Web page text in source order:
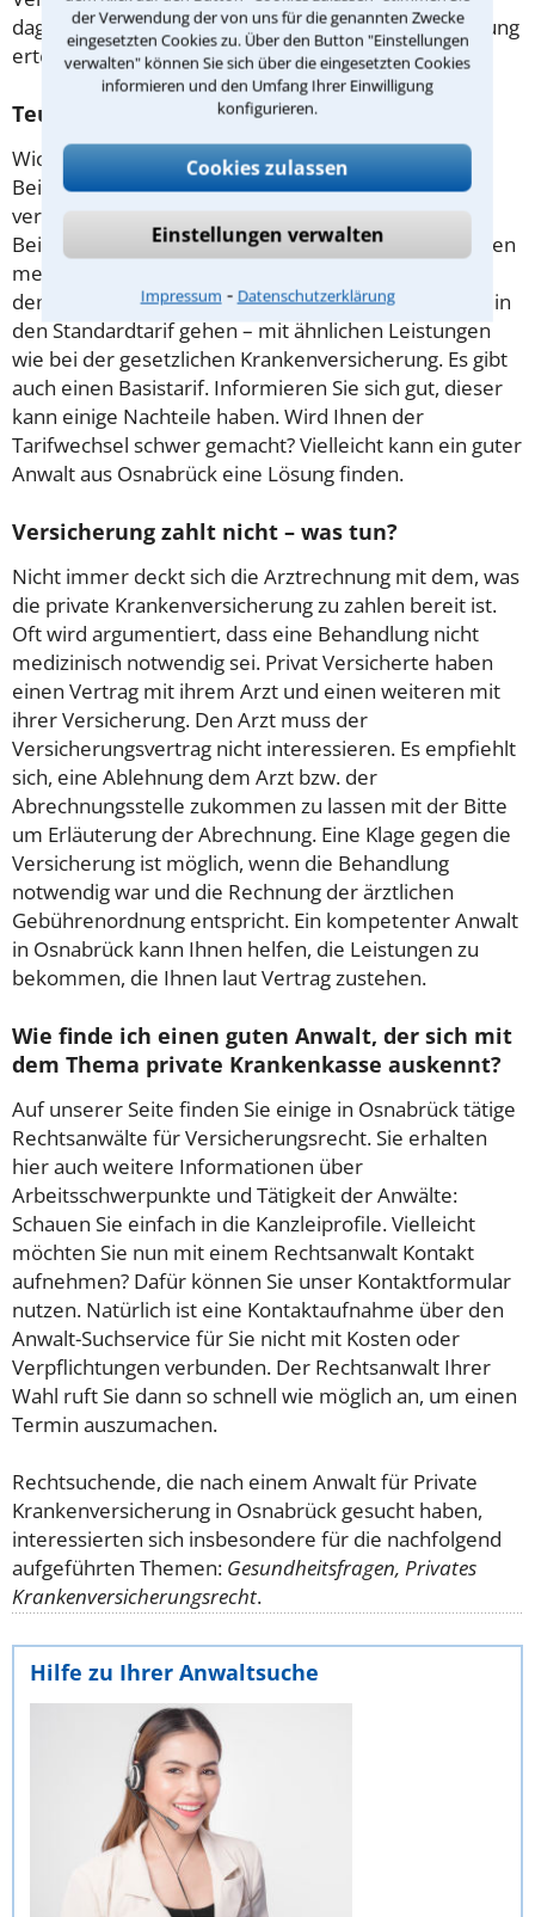
der Verwendung der von uns für die genannten Zwecke
eingesetzten Cookies zu. Über den Button "Einstellungen
verwalten" können Sie sich über die eingesetzten Cookies
informieren und den Umfang Ihrer Einwilligung
konfigurieren.
Cookies zulassen
Einstellungen verwalten
Impressum ⁃ Datenschutzerklärung
dagegen innerhalb von drei Jahren vorgehen. Beratung
erteilt ein erfahrener Rechtsanwalt in Osnabrück.
Teure Tarife – Rechte des Versicherten
Wichtig ist es, Rücklagen zu bilden. Die Höhe der
Beiträge kann sich bis zum Rentenbeginn fast
verdreifachen. Wählt man einen
Beitragsentlastungstarif, muss man in jüngeren Jahren
mehr zahlen und dafür später nicht so viel. Wer vor
dem 1.1.2009 seinen Vertrag geschlossen hat, kann in
den Standardtarif gehen – mit ähnlichen Leistungen
wie bei der gesetzlichen Krankenversicherung. Es gibt
auch einen Basistarif. Informieren Sie sich gut, dieser
kann einige Nachteile haben. Wird Ihnen der
Tarifwechsel schwer gemacht? Vielleicht kann ein guter
Anwalt aus Osnabrück eine Lösung finden.
Versicherung zahlt nicht – was tun?
Nicht immer deckt sich die Arztrechnung mit dem, was
die private Krankenversicherung zu zahlen bereit ist.
Oft wird argumentiert, dass eine Behandlung nicht
medizinisch notwendig sei. Privat Versicherte haben
einen Vertrag mit ihrem Arzt und einen weiteren mit
ihrer Versicherung. Den Arzt muss der
Versicherungsvertrag nicht interessieren. Es empfiehlt
sich, eine Ablehnung dem Arzt bzw. der
Abrechnungsstelle zukommen zu lassen mit der Bitte
um Erläuterung der Abrechnung. Eine Klage gegen die
Versicherung ist möglich, wenn die Behandlung
notwendig war und die Rechnung der ärztlichen
Gebührenordnung entspricht. Ein kompetenter Anwalt
in Osnabrück kann Ihnen helfen, die Leistungen zu
bekommen, die Ihnen laut Vertrag zustehen.
Wie finde ich einen guten Anwalt, der sich mit
dem Thema private Krankenkasse auskennt?
Auf unserer Seite finden Sie einige in Osnabrück tätige
Rechtsanwälte für Versicherungsrecht. Sie erhalten
hier auch weitere Informationen über
Arbeitsschwerpunkte und Tätigkeit der Anwälte:
Schauen Sie einfach in die Kanzleiprofile. Vielleicht
möchten Sie nun mit einem Rechtsanwalt Kontakt
aufnehmen? Dafür können Sie unser Kontaktformular
nutzen. Natürlich ist eine Kontaktaufnahme über den
Anwalt-Suchservice für Sie nicht mit Kosten oder
Verpflichtungen verbunden. Der Rechtsanwalt Ihrer
Wahl ruft Sie dann so schnell wie möglich an, um einen
Termin auszumachen.
Rechtsuchende, die nach einem Anwalt für Private
Krankenversicherung in Osnabrück gesucht haben,
interessierten sich insbesondere für die nachfolgend
aufgeführten Themen: Gesundheitsfragen, Privates
Krankenversicherungsrecht.
Hilfe zu Ihrer Anwaltsuche